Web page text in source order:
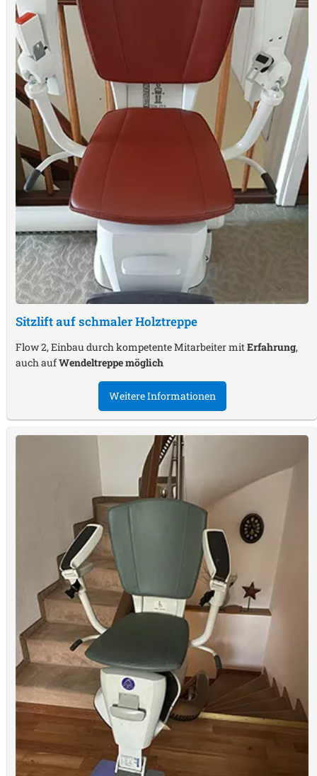
Sitzlift auf schmaler Holztreppe
Flow 2, Einbau durch kompetente Mitarbeiter mitErfahrung,
auch aufWendeltreppe möglich
Weitere Informationen